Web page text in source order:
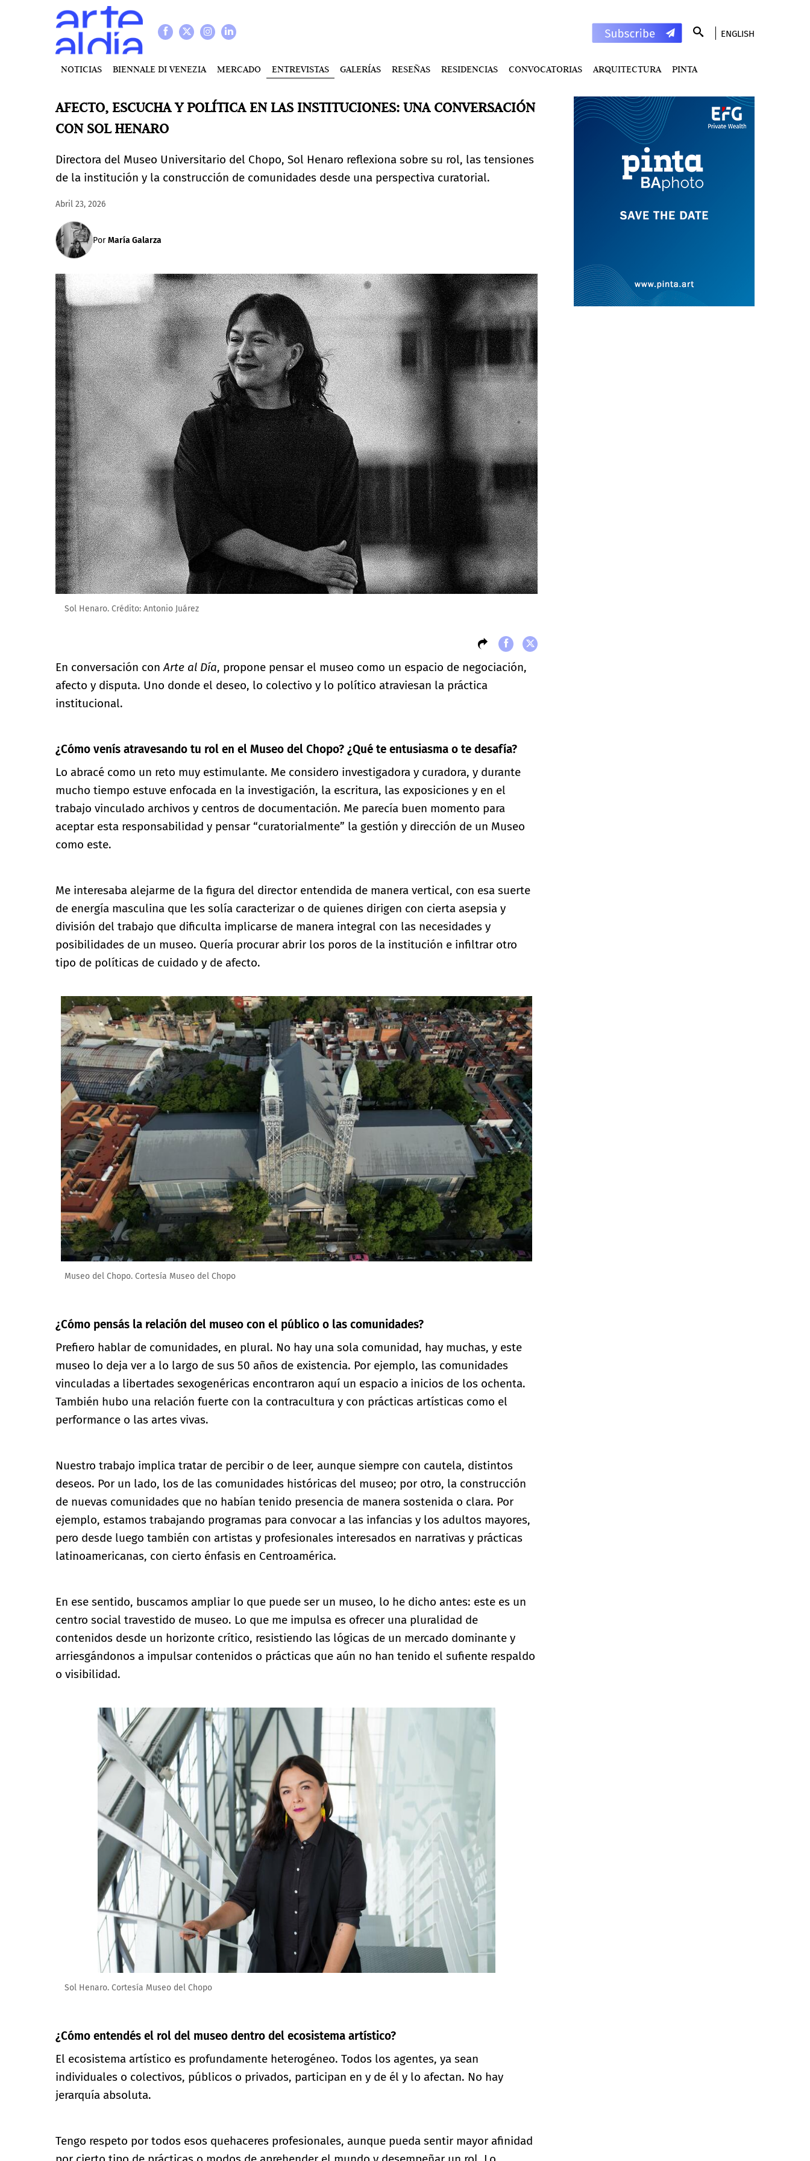
ENGLISH
NOTICIAS BIENNALE DI VENEZIA MERCADO ENTREVISTAS GALERÍAS RESEÑAS RESIDENCIAS CONVOCATORIAS ARQUITECTURA PINTA
AFECTO, ESCUCHA Y POLÍTICA EN LAS INSTITUCIONES: UNA CONVERSACIÓN
CON SOL HENARO
Directora del Museo Universitario del Chopo, Sol Henaro reflexiona sobre su rol, las tensiones
de la institución y la construcción de comunidades desde una perspectiva curatorial.
Abril 23, 2026
PorMaría Galarza
Sol Henaro. Crédito: Antonio Juárez
En conversación conArte al Día, propone pensar el museo como un espacio de negociación,
afecto y disputa. Uno donde el deseo, lo colectivo y lo político atraviesan la práctica
institucional.
¿Cómo venís atravesando tu rol en el Museo del Chopo? ¿Qué te entusiasma o te desafía?
Lo abracé como un reto muy estimulante. Me considero investigadora y curadora, y durante
mucho tiempo estuve enfocada en la investigación, la escritura, las exposiciones y en el
trabajo vinculado archivos y centros de documentación. Me parecía buen momento para
aceptar esta responsabilidad y pensar “curatorialmente” la gestión y dirección de un Museo
como este.
Me interesaba alejarme de la figura del director entendida de manera vertical, con esa suerte
de energía masculina que les solía caracterizar o de quienes dirigen con cierta asepsia y
división del trabajo que dificulta implicarse de manera integral con las necesidades y
posibilidades de un museo. Quería procurar abrir los poros de la institución e infiltrar otro
tipo de políticas de cuidado y de afecto.
Museo del Chopo. Cortesía Museo del Chopo
¿Cómo pensás la relación del museo con el público o las comunidades?
Prefiero hablar de comunidades, en plural. No hay una sola comunidad, hay muchas, y este
museo lo deja ver a lo largo de sus 50 años de existencia. Por ejemplo, las comunidades
vinculadas a libertades sexogenéricas encontraron aquí un espacio a inicios de los ochenta.
También hubo una relación fuerte con la contracultura y con prácticas artísticas como el
performance o las artes vivas.
Nuestro trabajo implica tratar de percibir o de leer, aunque siempre con cautela, distintos
deseos. Por un lado, los de las comunidades históricas del museo; por otro, la construcción
de nuevas comunidades que no habían tenido presencia de manera sostenida o clara. Por
ejemplo, estamos trabajando programas para convocar a las infancias y los adultos mayores,
pero desde luego también con artistas y profesionales interesados en narrativas y prácticas
latinoamericanas, con cierto énfasis en Centroamérica.
En ese sentido, buscamos ampliar lo que puede ser un museo, lo he dicho antes: este es un
centro social travestido de museo. Lo que me impulsa es ofrecer una pluralidad de
contenidos desde un horizonte crítico, resistiendo las lógicas de un mercado dominante y
arriesgándonos a impulsar contenidos o prácticas que aún no han tenido el sufiente respaldo
o visibilidad.
Sol Henaro. Cortesía Museo del Chopo
¿Cómo entendés el rol del museo dentro del ecosistema artístico?
El ecosistema artístico es profundamente heterogéneo. Todos los agentes, ya sean
individuales o colectivos, públicos o privados, participan en y de él y lo afectan. No hay
jerarquía absoluta.
Tengo respeto por todos esos quehaceres profesionales, aunque pueda sentir mayor afinidad